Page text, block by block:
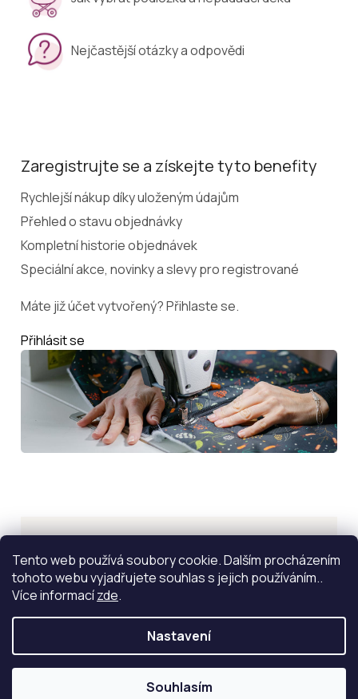
Tento web používá soubory cookie. Dalším procházením
tohoto webu vyjadřujete souhlas s jejich používáním..
Více informacízde.
Nastavení
Souhlasím
Nejčastější otázky a odpovědi
Zaregistrujte se a získejte tyto benefity
Rychlejší nákup díky uloženým údajům
Přehled o stavu objednávky
Kompletní historie objednávek
Speciální akce, novinky a slevy pro registrované
Máte již účet vytvořený? Přihlaste se.
Přihlásit se
Inspirace
ZOBRAZIT VÍCE